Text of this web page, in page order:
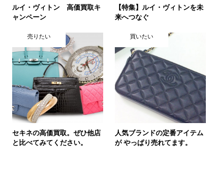
ルイ・ヴィトン 高価買取キ
ャンペーン
【特集】ルイ・ヴィトンを未
来へつなぐ
売りたい
セキネの高価買取。ぜひ他店
と比べてみてください。
買いたい
人気ブランドの定番アイテム
が やっぱり売れてます。